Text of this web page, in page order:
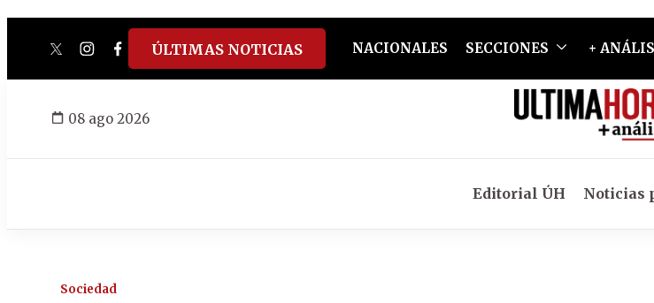
twitterinstagram
facebook
tiktokyoutube
spotify
ÚLTIMAS NOTICIAS NACIONALES SECCIONES +
08 ago 2026
Editorial ÚH Noticias
Sociedad